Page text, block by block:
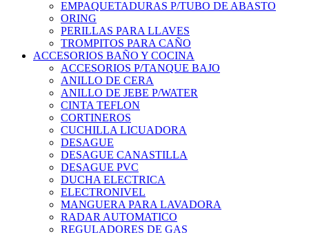
EMPAQUETADURAS P/TUBO DE ABASTO
ORING
PERILLAS PARA LLAVES
TROMPITOS PARA CAÑO
ACCESORIOS BAÑO Y COCINA
ACCESORIOS P/TANQUE BAJO
ANILLO DE CERA
ANILLO DE JEBE P/WATER
CINTA TEFLON
CORTINEROS
CUCHILLA LICUADORA
DESAGUE
DESAGUE CANASTILLA
DESAGUE PVC
DUCHA ELECTRICA
ELECTRONIVEL
MANGUERA PARA LAVADORA
RADAR AUTOMATICO
REGULADORES DE GAS